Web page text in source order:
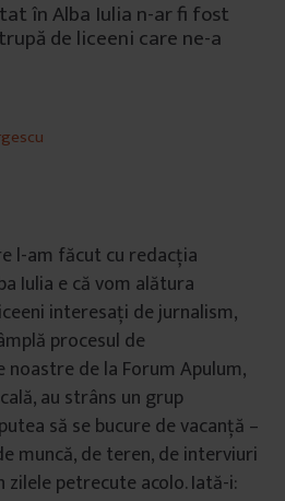
în Alba Iulia n-ar fi fost
de liceeni care ne-a
l-am făcut cu redacția
Iulia e că vom alătura
interesați de jurnalism,
procesul de
noastre de la Forum Apulum,
au strâns un grup
să se bucure de vacanță –
muncă, de teren, de interviuri
zilele petrecute acolo. Iată-i: